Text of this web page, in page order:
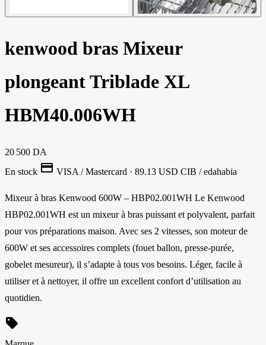
kenwood bras Mixeur
plongeant Triblade XL
HBM40.006WH
20 500 DA
En stock credit_card VISA / Mastercard · 89.13 USD CIB / edahabia
Mixeur à bras Kenwood 600W – HBP02.001WH Le Kenwood
HBP02.001WH est un mixeur à bras puissant et polyvalent, parfait
pour vos préparations maison. Avec ses 2 vitesses, son moteur de
600W et ses accessoires complets (fouet ballon, presse-purée,
gobelet mesureur), il s’adapte à tous vos besoins. Léger, facile à
utiliser et à nettoyer, il offre un excellent confort d’utilisation au
quotidien.
sell